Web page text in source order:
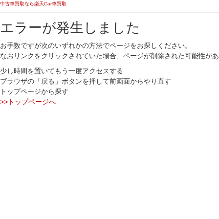
中古車買取なら楽天Car車買取
エラーが発生しました
お手数ですが次のいずれかの方法でページをお探しください。
なおリンクをクリックされていた場合、ページが削除された可能性が
少し時間を置いてもう一度アクセスする
ブラウザの「戻る」ボタンを押して前画面からやり直す
トップページから探す
>>トップページへ